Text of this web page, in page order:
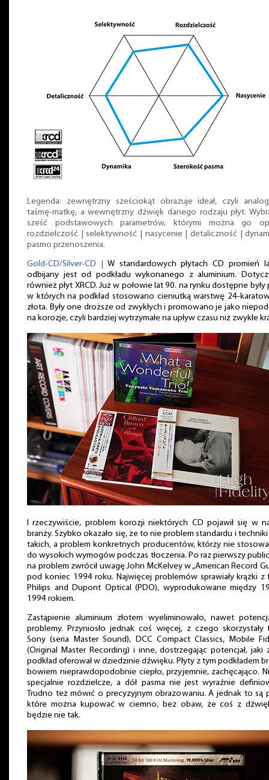
Legenda: zewnętrzny sześciokąt obrazuje ideał, czyli
taśmę-matkę, a wewnętrzny dźwięk danego rodzaju płyt.
sześć podstawowych parametrów, którymi można go
rozdzielczość | selektywność | nasycenie | detaliczność |
pasmo przenoszenia.
Gold-CD/Silver-CD |
W standardowych płytach CD promień
odbijany jest od podkładu wykonanego z aluminium.
również płyt XRCD. Już w połowie lat 90. na rynku dostępne były
w których na podkład stosowano cieniutką warstwę 24-
złota. Były one droższe od zwykłych i promowano je jako
na korozje, czyli bardziej wytrzymałe na upływ czasu niż zwykłe
I rzeczywiście, problem korozji niektórych CD pojawił się w
branży. Szybko okazało się, że to nie problem standardu i
takich, a problem konkretnych producentów, którzy nie
do wysokich wymogów podczas tłoczenia. Po raz pierwszy
na problem zwrócił uwagę John McKelvey w „American Record
pod koniec 1994 roku. Najwięcej problemów sprawiały krążki z
Philips and Dupont Optical (PDO), wyprodukowane między
1994 rokiem.
Zastąpienie aluminium złotem wyeliminowało, nawet
problemy. Przyniosło jednak coś więcej, z czego skorzystały
Sony (seria Master Sound), DCC Compact Classics, Mobile
(Original Master Recording) i inne, dostrzegając potencjał, jaki
podkład oferował w dziedzinie dźwięku. Płyty z tym podkładem
bowiem nieprawdopodobnie ciepło, przyjemnie, zachęcająco.
specjalnie rozdzielcze, a dół pasma nie jest wyraźnie
Trudno też mówić o precyzyjnym obrazowaniu. A jednak to są
które można kupować w ciemno, bez obaw, że coś z
będzie nie tak.